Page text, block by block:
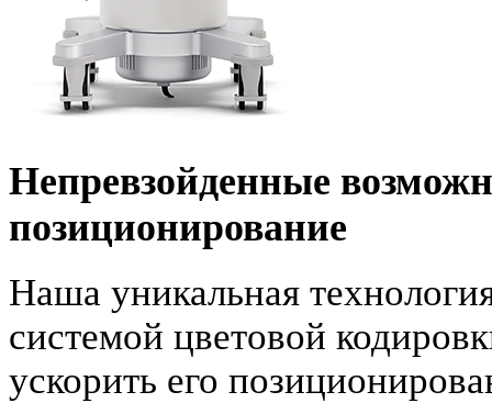
Непревзойденные
позиционирование
Наша уникальная
системой цветовой
ускорить его